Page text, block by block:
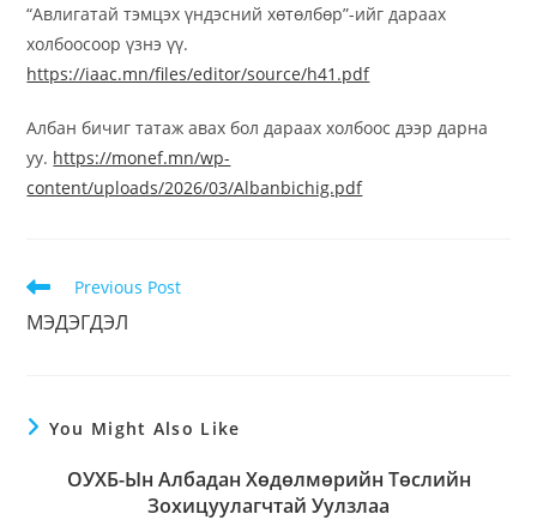
“Авлигатай тэмцэх үндэсний хөтөлбөр”-ийг дараах
холбоосоор үзнэ үү.
https://iaac.mn/files/editor/source/h41.pdf
Албан бичиг татаж авах бол дараах холбоос дээр дарна
уу. https://monef.mn/wp-
content/uploads/2026/03/Albanbichig.pdf
Previous Post
МЭДЭГДЭЛ
You Might Also Like
ОУХБ-Ын Албадан Хөдөлмөрийн Төслийн
Зохицуулагчтай Уулзлаа